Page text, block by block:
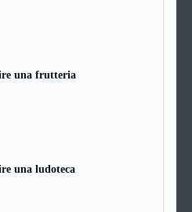
una frutteria
una ludoteca